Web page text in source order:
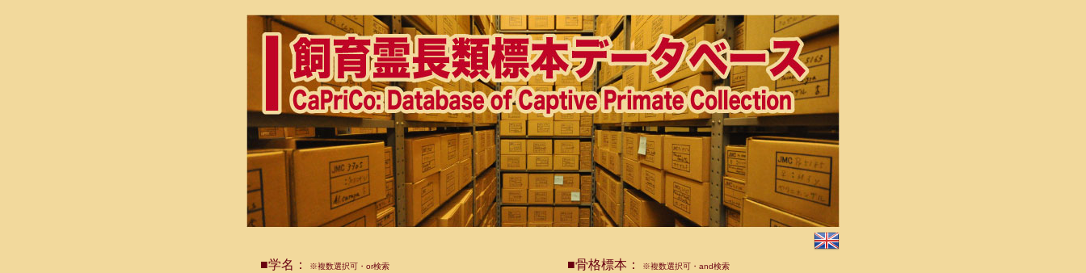
■学名： ※複数選択可・or検索 ■骨格標本： ※複数選択可・and検索